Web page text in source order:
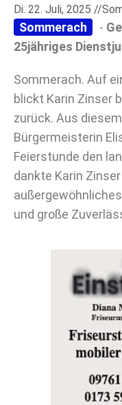
Di. 22. Juli, 2025 //
Sommerach -
25jähriges
Sommerach. Auf
blickt Karin Zinser
zurück. Aus
Bürgermeisterin
Feierstunde den
dankte Karin
und große